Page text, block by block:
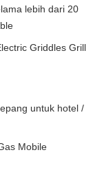
lebih dari 20
Griddles Grill
untuk hotel /
Mobile